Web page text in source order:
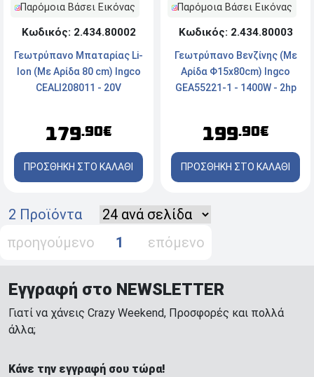
Παρόμοια Βάσει Εικόνας
Κωδικός: 2.434.80002
Γεωτρύπανο Μπαταρίας Li-
Ion (Με Αρίδα 80 cm) Ingco
CEALI208011 - 20V
179.90€
ΠΡΟΣΘΗΚΗ ΣΤΟ ΚΑΛΑΘΙ
Παρόμοια Βάσει Εικόνας
Κωδικός: 2.434.80003
Γεωτρύπανο Βενζίνης (Με
Αρίδα Φ15x80cm) Ingco
GEA55221-1 - 1400W - 2hp
199.90€
ΠΡΟΣΘΗΚΗ ΣΤΟ ΚΑΛΑΘΙ
2 Προϊόντα
προηγούμενο
1 επόμενο
Εγγραφή στο NEWSLETTER
Γιατί να χάνεις Crazy Weekend, Προσφορές και πολλά
άλλα;
Κάνε την εγγραφή σου τώρα!